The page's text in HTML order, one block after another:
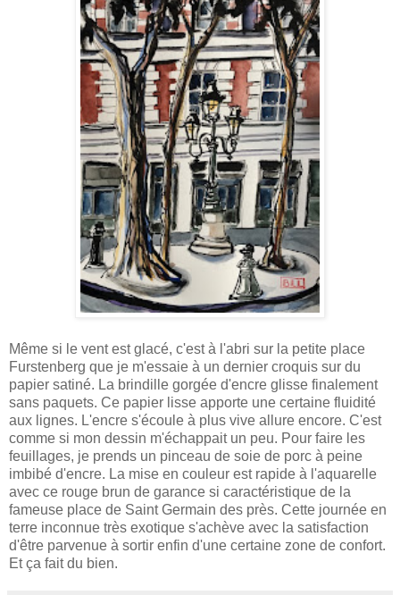
Même si le vent est glacé, c'est à l'abri sur la petite place
Furstenberg que je m'essaie à un dernier croquis sur du
papier satiné. La brindille gorgée d'encre glisse finalement
sans paquets. Ce papier lisse apporte une certaine fluidité
aux lignes. L'encre s'écoule à plus vive allure encore. C'est
comme si mon dessin m'échappait un peu. Pour faire les
feuillages, je prends un pinceau de soie de porc à peine
imbibé d'encre. La mise en couleur est rapide à l'aquarelle
avec ce rouge brun de garance si caractéristique de la
fameuse place de Saint Germain des près. Cette journée en
terre inconnue très exotique s'achève avec la satisfaction
d'être parvenue à sortir enfin d'une certaine zone de confort.
Et ça fait du bien.